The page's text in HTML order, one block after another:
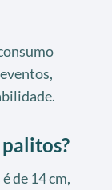
de 14 cm,